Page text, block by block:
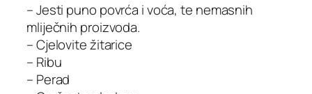
– Jesti puno povrća i voća, te nemasnih
mliječnih proizvoda.
– Cjelovite žitarice
– Ribu
– Perad